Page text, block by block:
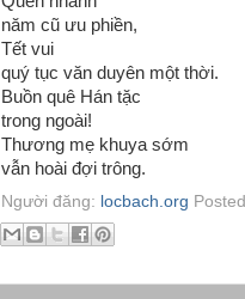
năm cũ ưu phiền,
Tết vui
quý tục văn duyên một thời.
Buồn quê Hán tặc
trong ngoài!
Thương mẹ khuya sớm
vẫn hoài đợi trông.
Người đăng: locbach.org Posted